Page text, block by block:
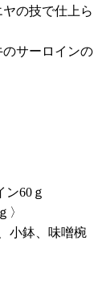
の技で仕上ら
サーロインの
60ｇ
〉
小鉢、味噌椀